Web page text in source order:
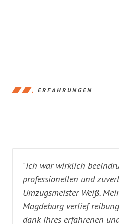
ERFAHRUNGEN
"Ich war wirklich
professionellen und
Umzugsmeister Weiß.
Magdeburg verlief
dank ihres erfahrenen